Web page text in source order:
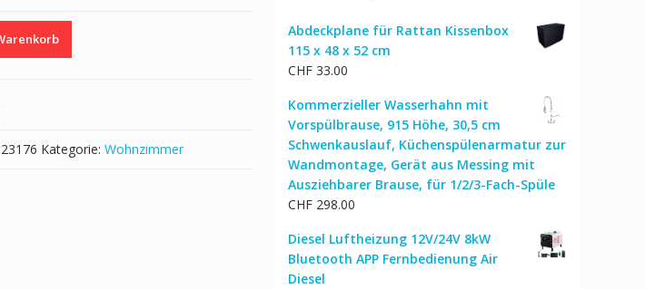
CHF 128.00.
Kategorie: Wohnzimmer
Abdeckplane für Rattan Kissenbox
115 x 48 x 52 cm
CHF 33.00
Kommerzieller Wasserhahn mit
Vorspülbrause, 915 Höhe, 30,5 cm
Schwenkauslauf, Küchenspülenarmatur zur
Wandmontage, Gerät aus Messing mit
Ausziehbarer Brause, für 1/2/3-Fach-Spüle
CHF 298.00
Diesel Luftheizung 12V/24V 8kW
Bluetooth APP Fernbedienung Air
Diesel